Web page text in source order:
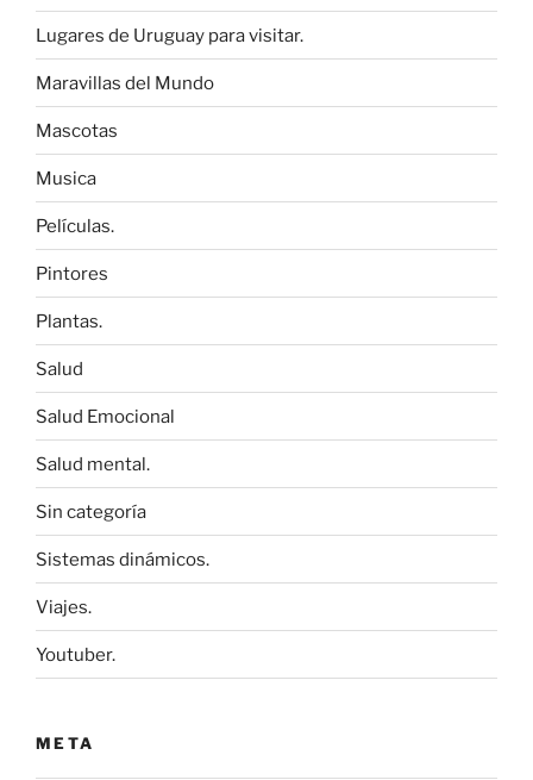
Lugares de Uruguay para visitar.
Maravillas del Mundo
Mascotas
Musica
Películas.
Pintores
Plantas.
Salud
Salud Emocional
Salud mental.
Sin categoría
Sistemas dinámicos.
Viajes.
Youtuber.
META